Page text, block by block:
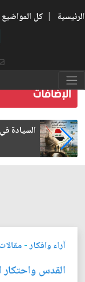
الرئيسية | كل المواضيع
ما بعد
آراء وافكار-
القدس واحتكار